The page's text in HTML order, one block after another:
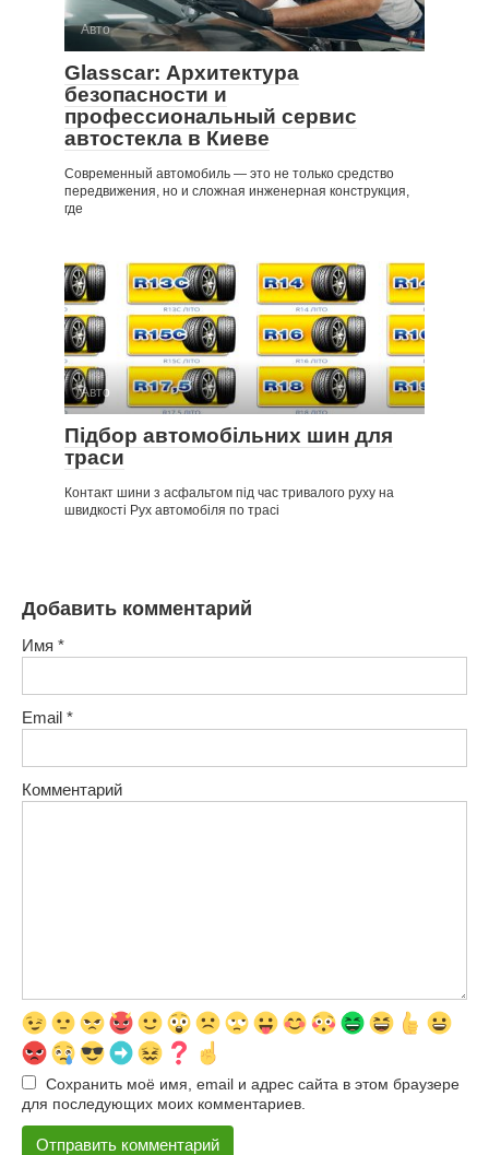
Авто
Glasscar: Архитектура
безопасности и
профессиональный сервис
автостекла в Киеве
Современный автомобиль — это не только средство
передвижения, но и сложная инженерная конструкция,
где
Авто
Підбор автомобільних шин для
траси
Контакт шини з асфальтом під час тривалого руху на
швидкості Рух автомобіля по трасі
Добавить комментарий
Имя *
Email *
Комментарий
Сохранить моё имя, email и адрес сайта в этом браузере
для последующих моих комментариев.